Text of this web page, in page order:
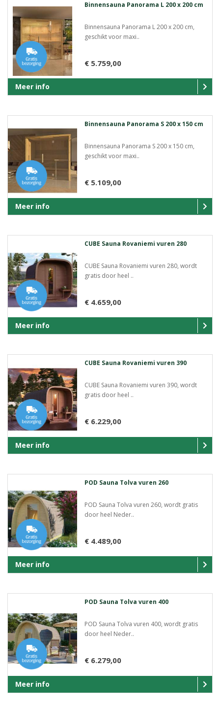
Binnensauna Panorama L 200 x 200 cm
Binnensauna Panorama L 200 x 200 cm,
geschikt voor maxi..
€ 5.759,00
Meer info
Binnensauna Panorama S 200 x 150 cm
Binnensauna Panorama S 200 x 150 cm,
geschikt voor maxi..
€ 5.109,00
Meer info
CUBE Sauna Rovaniemi vuren 280
CUBE Sauna Rovaniemi vuren 280, wordt
gratis door heel ..
€ 4.659,00
Meer info
CUBE Sauna Rovaniemi vuren 390
CUBE Sauna Rovaniemi vuren 390, wordt
gratis door heel ..
€ 6.229,00
Meer info
POD Sauna Tolva vuren 260
POD Sauna Tolva vuren 260, wordt gratis
door heel Neder..
€ 4.489,00
Meer info
POD Sauna Tolva vuren 400
POD Sauna Tolva vuren 400, wordt gratis
door heel Neder..
€ 6.279,00
Meer info